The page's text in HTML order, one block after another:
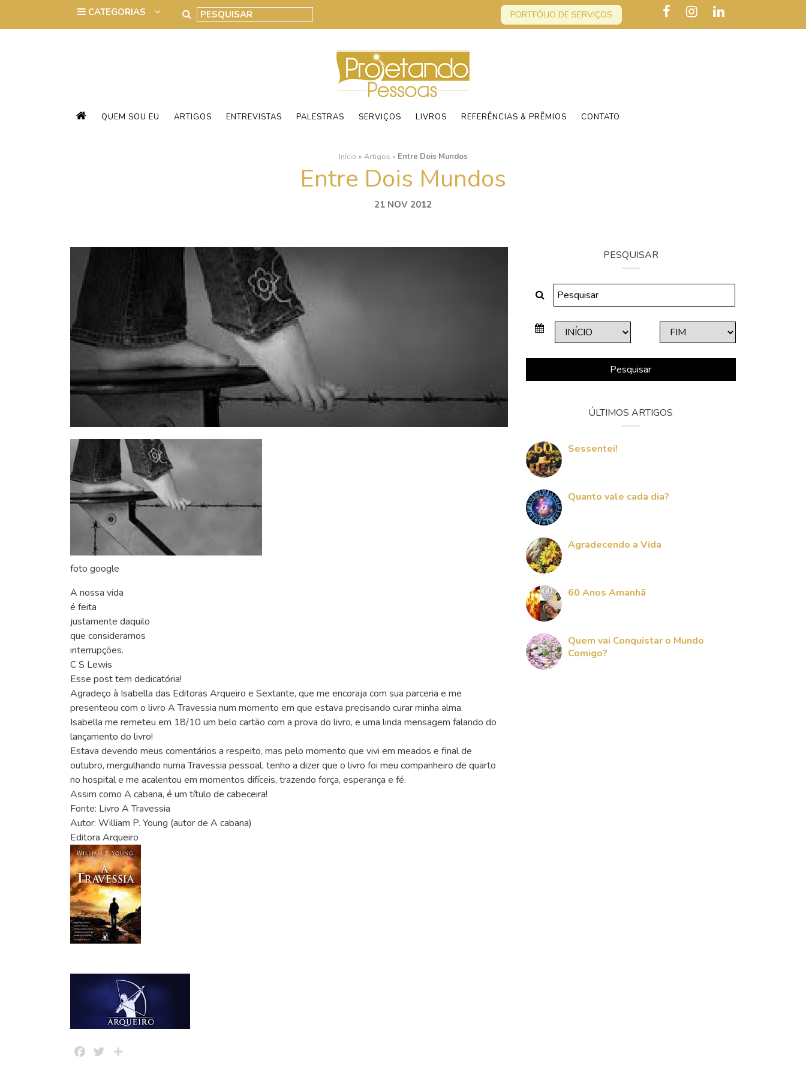
PORTFÓLIO DE SERVIÇOS
QUEM SOU EU ARTIGOS ENTREVISTAS PALESTRAS SERVIÇOS LIVROS REFERÊNCIAS & PRÊMIOS CONTATO
Início » Artigos » Entre Dois Mundos
Entre Dois Mundos
21 NOV 2012
foto google
A nossa vida
é feita
justamente daquilo
que consideramos
interrupções.
C S Lewis
Esse post tem dedicatória!
Agradeço à Isabella das Editoras Arqueiro e Sextante, que me encoraja com sua parceria e me
presenteou com o livro A Travessia num momento em que estava precisando curar minha alma.
Isabella me remeteu em 18/10 um belo cartão com a prova do livro, e uma linda mensagem falando do
lançamento do livro!
Estava devendo meus comentários a respeito, mas pelo momento que vivi em meados e final de
outubro, mergulhando numa Travessia pessoal, tenho a dizer que o livro foi meu companheiro de quarto
no hospital e me acalentou em momentos difíceis, trazendo força, esperança e fé.
Assim como A cabana, é um título de cabeceira!
Fonte: Livro A Travessia
Autor: William P. Young (autor de A cabana)
Editora Arqueiro
FacebookTwitter
PESQUISAR
Pesquisar
ÚLTIMOS ARTIGOS
Sessentei!
Quanto vale cada dia?
Agradecendo a Vida
60 Anos Amanhã
Quem vai Conquistar o Mundo
Comigo?